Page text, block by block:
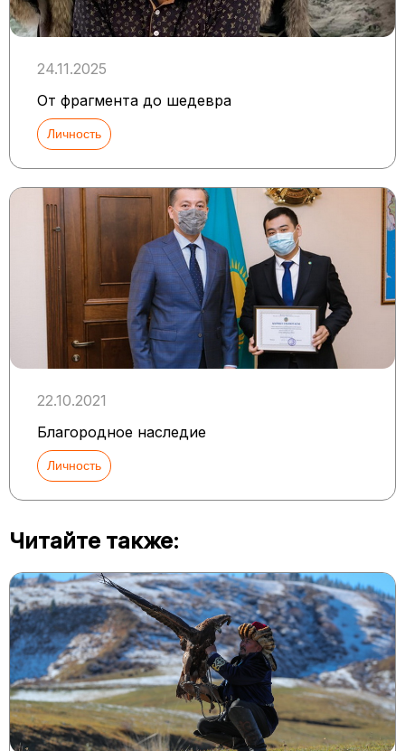
24.11.2025
От фрагмента до шедевра
Личность
22.10.2021
Благородное наследие
Личность
Читайте также: